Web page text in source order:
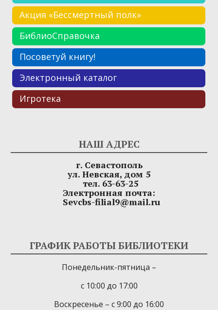
Акция «Бессмертный полк»
БиблиоСправочка
Посоветуй книгу!
Электронный каталог
Игротека
НАШ АДРЕС
г. Севастополь
ул. Невская, дом 5
тел. 63-63-25
Электронная почта:
Sevcbs-filial9@mail.ru
ГРАФИК РАБОТЫ БИБЛИОТЕКИ
Понедельник-пятница –
с 10:00 до 17:00
Воскресенье – с 9:00 до 16:00